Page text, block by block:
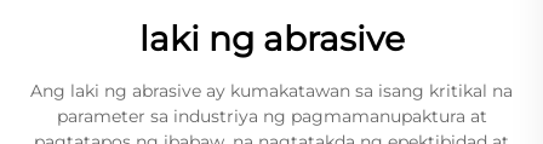
laki ng abrasive
Ang laki ng abrasive ay kumakatawan sa isang kritikal na
parameter sa industriya ng pagmamanupaktura at